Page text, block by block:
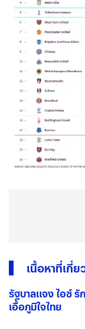
เนื้อหาที่เกี่
รัฐบาลแจง ไอซ์ รั
เอื้อภูมิใจไทย